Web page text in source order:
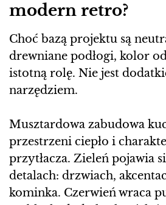
modern retro?
Choć bazą projektu są
drewniane podłogi, kolor
istotną rolę. Nie jest
narzędziem.
Musztardowa zabudowa
przestrzeni ciepło i
przytłacza. Zieleń pojawia
detalach: drzwiach,
kominka. Czerwień wraca